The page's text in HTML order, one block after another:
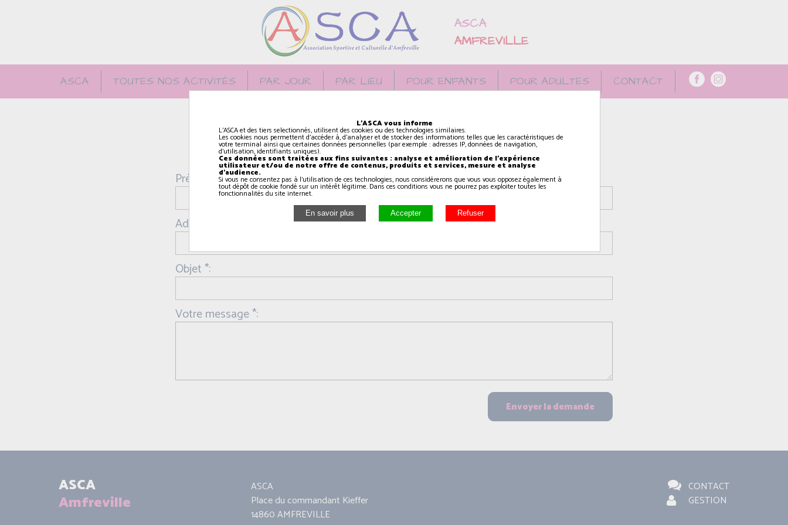
ASCA
AMFREVILLE
ASCA TOUTES NOS ACTIVITÉS PAR JOUR PAR LIEU POUR ENFANTS POUR ADULTES CONTACT
Contacter l'ASCA
Prénom *: Nom *:
Adresse email *:
Objet *:
Votre message *:
ASCA
Amfreville
ASCA
Place du commandant Kieffer
14860 AMFREVILLE
CONTACT
GESTION
L'ASCA vous informe
L'ASCA et des tiers selectionnés, utilisent des cookies ou des technologies similaires.
Les cookies nous permettent d'accéder à, d'analyser et de stocker des informations telles que les caractéristiques de
votre terminal ainsi que certaines données personnelles (par exemple : adresses IP, données de navigation,
d'utilisation, identifiants uniques).
Ces données sont traitées aux fins suivantes : analyse et amélioration de l'expérience
utilisateur et/ou de notre offre de contenus, produits et services, mesure et analyse
d'audience.
Si vous ne consentez pas à l'utilisation de ces technologies, nous considérerons que vous vous opposez également à
tout dépôt de cookie fondé sur un intérêt légitime. Dans ces conditions vous ne pourrez pas exploiter toutes les
fonctionnalités du site internet.